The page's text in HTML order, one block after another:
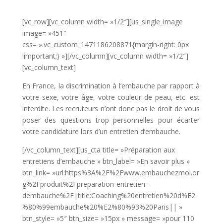
[vc_row][vc_column width= »1/2″][us_single_image
image= »451″
css= ».vc_custom_1471186208871{margin-right: 0px
!important;} »][/vc_column][vc_column width= »1/2″]
[vc_column_text]
En France, la discrimination à l’embauche par rapport à
votre sexe, votre âge, votre couleur de peau, etc. est
interdite. Les recruteurs n’ont donc pas le droit de vous
poser des questions trop personnelles pour écarter
votre candidature lors d’un entretien d’embauche.
[/vc_column_text][us_cta title= »Préparation aux
entretiens d’embauche » btn_label= »En savoir plus »
btn_link= »url:https%3A%2F%2Fwww.embauchezmoi.or
g%2Fproduit%2Fpreparation-entretien-
dembauche%2F|title:Coaching%20entretien%20d%E2
%80%99embauche%20%E2%80%93%20Paris|| »
btn_style= »5″ btn_size= »15px » message= »pour 110